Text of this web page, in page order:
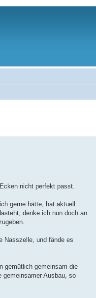
nicht perfekt passt.
gerne hätte, hat aktuell
denke ich nun doch an
Nasszelle, und fände es
gemütlich gemeinsam die
gemeinsamer Ausbau, so